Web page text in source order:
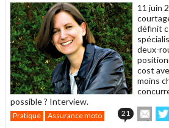
11 juin
définit
deux-
cost
moins
possible ? Interview.
Pratique Assurance moto 21
cet sur